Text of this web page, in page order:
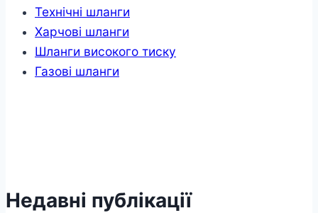
Технічні шланги
Харчові шланги
Шланги високого тиску
Газові шланги
Недавні публікації